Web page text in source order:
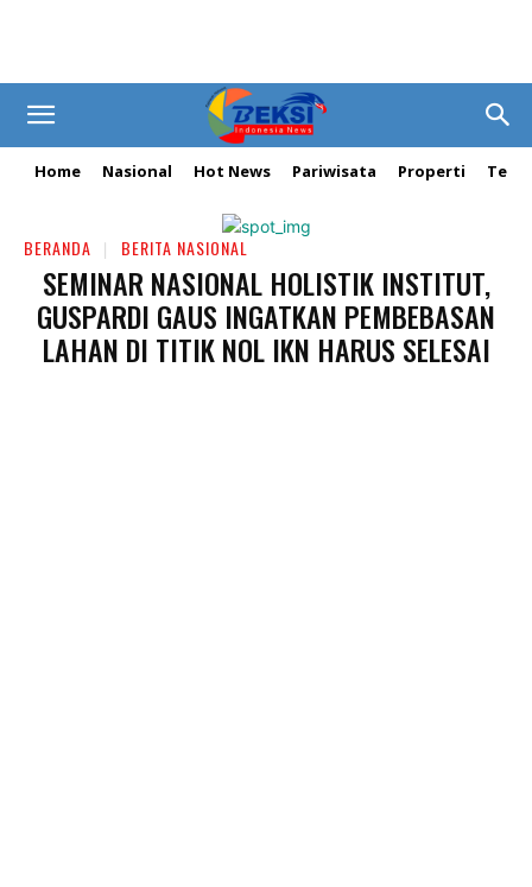
Home Nasional Hot News Pariwisata Properti
BERANDA BERITA NASIONAL
SEMINAR NASIONAL HOLISTIK INSTITUT,
GUSPARDI GAUS INGATKAN PEMBEBASAN
LAHAN DI TITIK NOL IKN HARUS SELESAI